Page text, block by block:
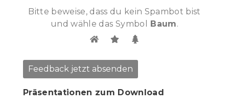
e
s
Bitte beweise, dass du kein Spambot bist
und wähle das Symbol
Baum.
Präsentationen zum Download